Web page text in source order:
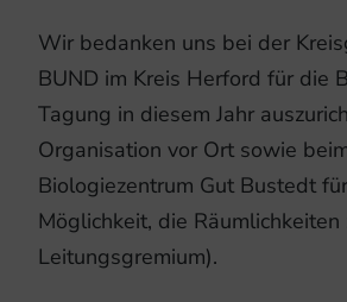
Wir bedanken uns bei der
BUND im Kreis Herford für die
Tagung in diesem Jahr
Organisation vor Ort sowie
Biologiezentrum Gut Bustedt
Möglichkeit, die Räumlichkeiten
Leitungsgremium).